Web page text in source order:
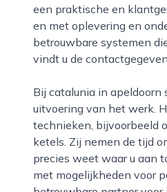
een praktische en
en met oplevering en
betrouwbare systemen
vindt u de
Bij catalunia in apeldoorn staat kwaliteit centraal, zowel in de keuze van materialen als in de
uitvoering van het werk.
technieken, bijvoorbeeld
ketels. Zij nemen de tijd
precies weet waar u aan
met mogelijkheden voor